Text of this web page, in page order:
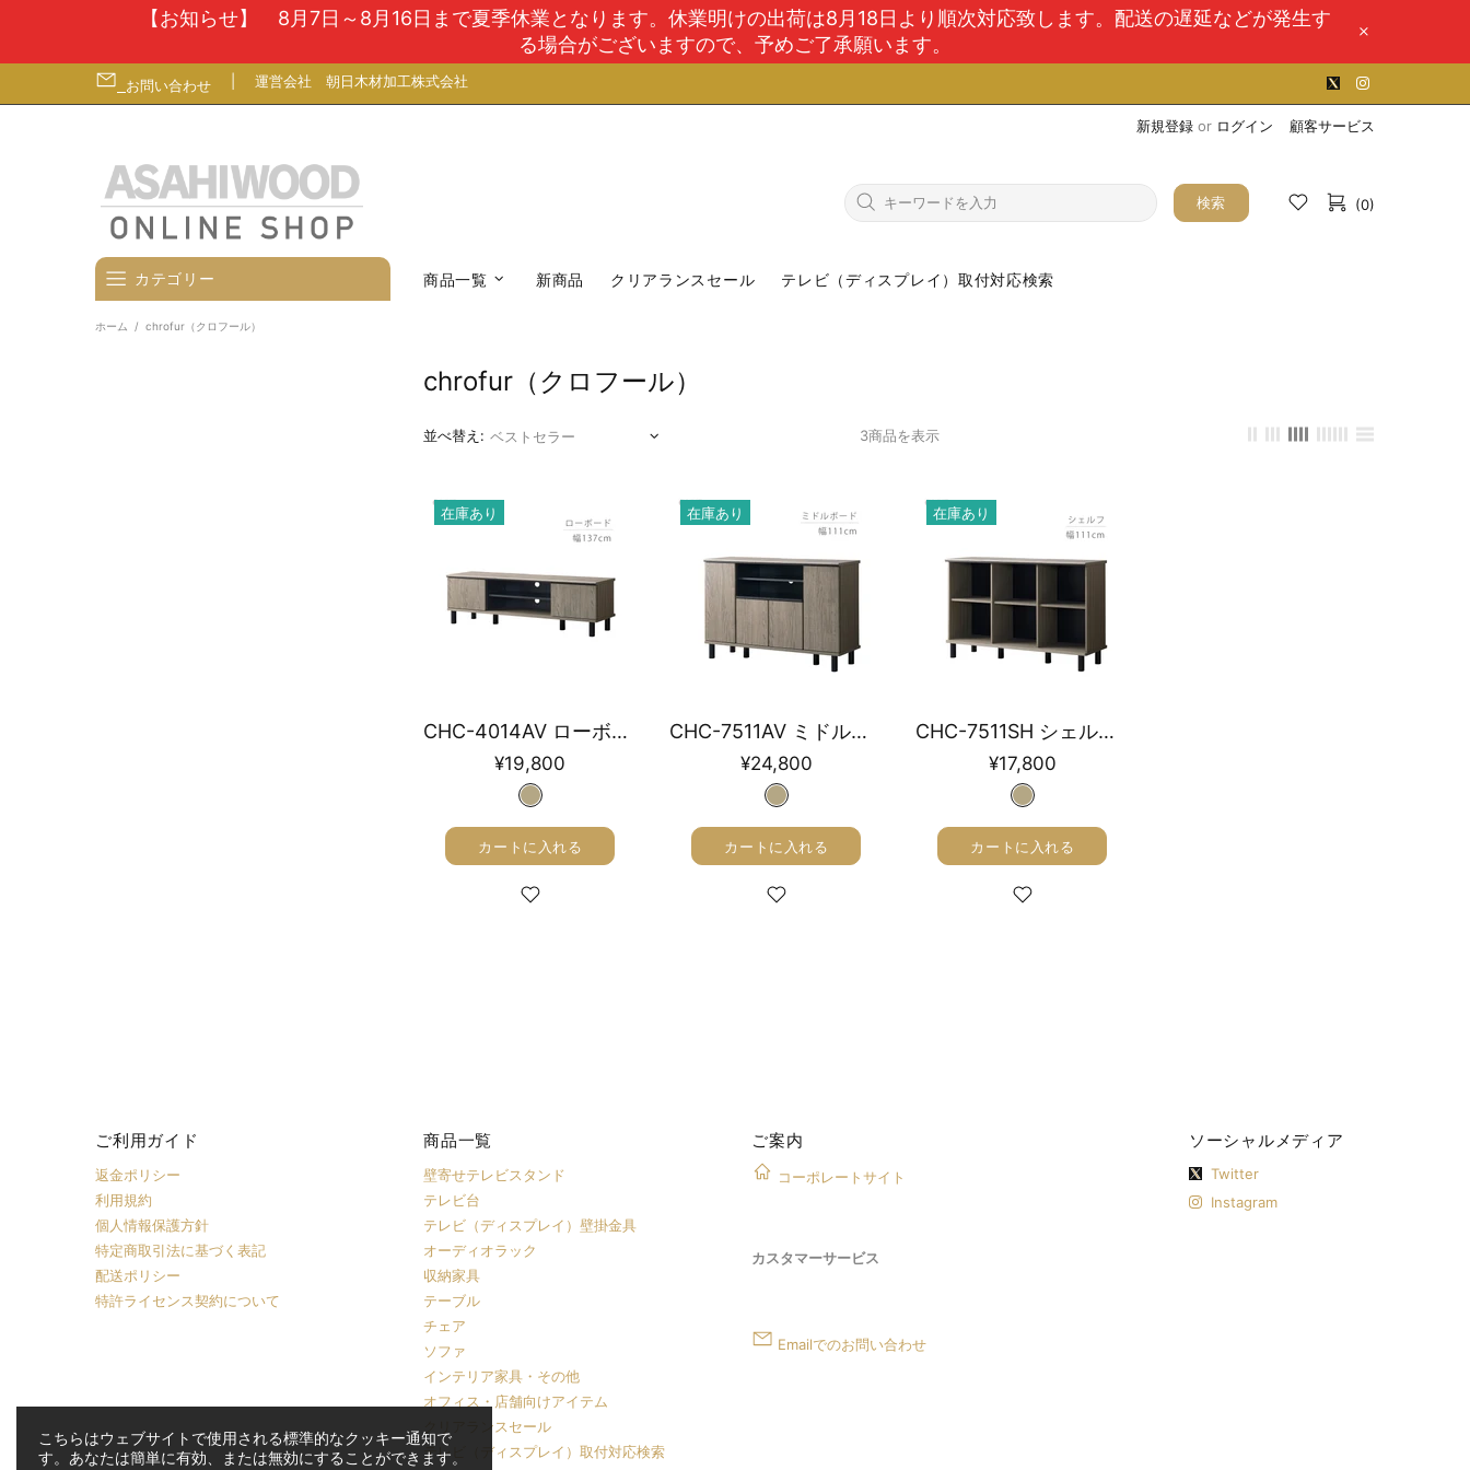
【お知らせ】 8月7日～8月16日まで夏季休業となります。休業明けの出荷は8月18日より順次対応致します。配送の遅延などが発生す
る場合がございますので、予めご了承願います。
お問い合わせ 運営会社 朝日木材加工株式会社
新規登録 or ログイン 顧客サービス
検索 (0)
カテゴリー
壁寄せテレビスタンド
商品一覧 新商品 クリアランスセール テレビ（ディスプレイ）取付対応検索
ホーム chrofur（クロフール）
chrofur（クロフール）
並べ替え: 3商品を表示
在庫あり
CHC-4014AV ローボード 幅137㎝
¥19,800
カートに入れる
在庫あり
CHC-7511AV ミドルボード 幅111㎝
¥24,800
カートに入れる
在庫あり
CHC-7511SH シェルフ幅111㎝
¥17,800
カートに入れる
ご利用ガイド
返金ポリシー
利用規約
個人情報保護方針
特定商取引法に基づく表記
配送ポリシー
特許ライセンス契約について
商品一覧
壁寄せテレビスタンド
テレビ台
テレビ（ディスプレイ）壁掛金具
オーディオラック
収納家具
テーブル
チェア
ソファ
インテリア家具・その他
オフィス・店舗向けアイテム
クリアランスセール
テレビ（ディスプレイ）取付対応検索
ご案内
コーポレートサイト
カスタマーサービス
Emailでのお問い合わせ
ソーシャルメディア
Twitter
Instagram
こちらはウェブサイトで使用される標準的なクッキー通知で
す。あなたは簡単に有効、または無効にすることができます。